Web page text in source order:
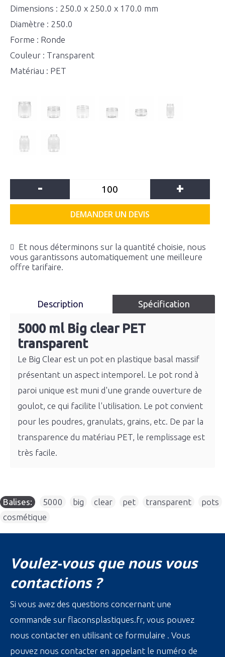
Dimensions : 250.0 x 250.0 x 170.0 mm
Diamètre : 250.0
Forme : Ronde
Couleur : Transparent
Matériau : PET
- +
DEMANDER UN DEVIS
Et nous déterminons sur la quantité choisie, nous
vous garantissons automatiquement une meilleure
offre tarifaire.
Description Spécification
5000 ml Big clear PET
transparent
Le Big Clear est un pot en plastique basal massif
présentant un aspect intemporel. Le pot rond à
paroi unique est muni d'une grande ouverture de
goulot, ce qui facilite l'utilisation. Le pot convient
pour les poudres, granulats, grains, etc. De par la
transparence du matériau PET, le remplissage est
très facile.
Balises: 5000 big clear pet transparent pots
cosmétique
Voulez-vous que nous vous
contactions ?
Si vous avez des questions concernant une
commande sur flaconsplastiques.fr, vous pouvez
nous contacter en utilisant ce formulaire . Vous
pouvez nous contacter en appelant le numéro de